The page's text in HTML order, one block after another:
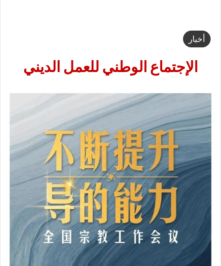
أخبار
الإجتماع الوطني للعمل الديني